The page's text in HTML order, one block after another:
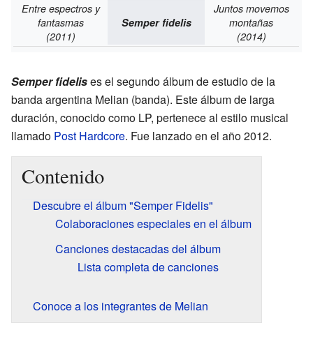
Entre espectros y
fantasmas
(2011)
Semper fidelis
Juntos movemos
montañas
(2014)
Semper fidelises el segundo álbum de estudio de la
banda argentina Melian (banda). Este álbum de larga
duración, conocido como LP, pertenece al estilo musical
llamado Post Hardcore. Fue lanzado en el año 2012.
Contenido
Descubre el álbum "Semper Fidelis"
Colaboraciones especiales en el álbum
Canciones destacadas del álbum
Lista completa de canciones
Conoce a los integrantes de Melian